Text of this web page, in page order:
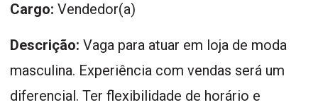
Cargo: Vendedor(a)
Descrição: Vaga para atuar em loja de moda
masculina. Experiência com vendas será um
diferencial. Ter flexibilidade de horário e